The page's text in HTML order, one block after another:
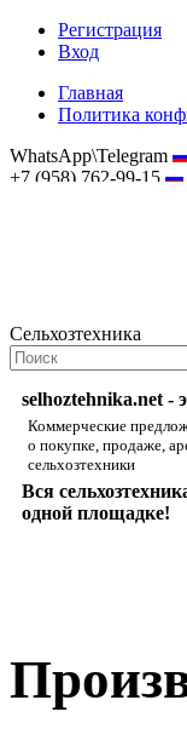
Регистрация
Вход
Главная
Политика
WhatsApp\Telegram
+7 (958) 762-99-15
Сельхозтехника
selhoztehnika.net -
Коммерческие
о покупке, продаже,
сельхозтехники
Вся
одной площадке!